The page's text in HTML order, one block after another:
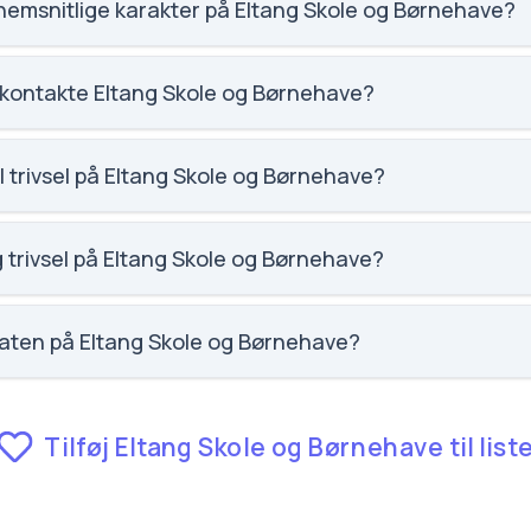
karakter på Eltang Skole og Børnehave?
for Eltang Skole og Børnehave.
Eltang Skole og Børnehave?
Telefon: 7979 7850. Adresse: Eltang Skole og
Peder Ottosen.
trivsel på Eltang Skole og Børnehave?
Skole og Børnehave er 3.9 ud af 5, nummer 685 ud af
egne besvarelser.
på Eltang Skole og Børnehave?
Skole og Børnehave er 3.5 ud af 5, nummer 884 ud af
egne besvarelser.
på Eltang Skole og Børnehave?
Tilføj Eltang Skole og Børnehave til